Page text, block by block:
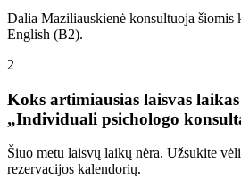
Dalia Maziliauskienė konsultuoja
English (B2).
2
Koks artimiausias laisvas
„Individuali psichologo
Šiuo metu laisvų laikų nėra. Užsukite
rezervacijos kalendorių.